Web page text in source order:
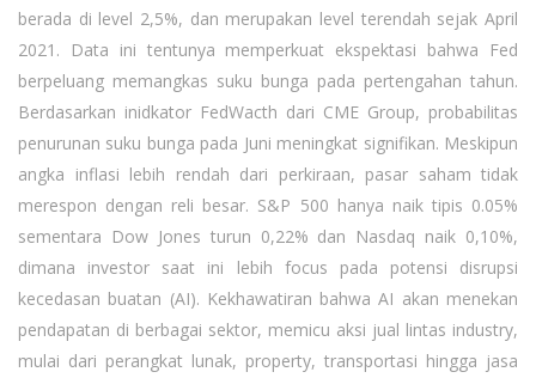
berada di level 2,5%, dan merupakan level terendah sejak April
2021. Data ini tentunya memperkuat ekspektasi bahwa Fed
berpeluang memangkas suku bunga pada pertengahan tahun.
Berdasarkan inidkator FedWacth dari CME Group, probabilitas
penurunan suku bunga pada Juni meningkat signifikan. Meskipun
angka inflasi lebih rendah dari perkiraan, pasar saham tidak
merespon dengan reli besar. S&P 500 hanya naik tipis 0.05%
sementara Dow Jones turun 0,22% dan Nasdaq naik 0,10%,
dimana investor saat ini lebih focus pada potensi disrupsi
kecedasan buatan (AI). Kekhawatiran bahwa AI akan menekan
pendapatan di berbagai sektor, memicu aksi jual lintas industry,
mulai dari perangkat lunak, property, transportasi hingga jasa